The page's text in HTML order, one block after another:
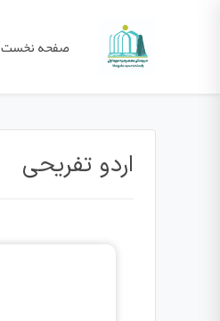
صفحه نخست
اردو تفریحی